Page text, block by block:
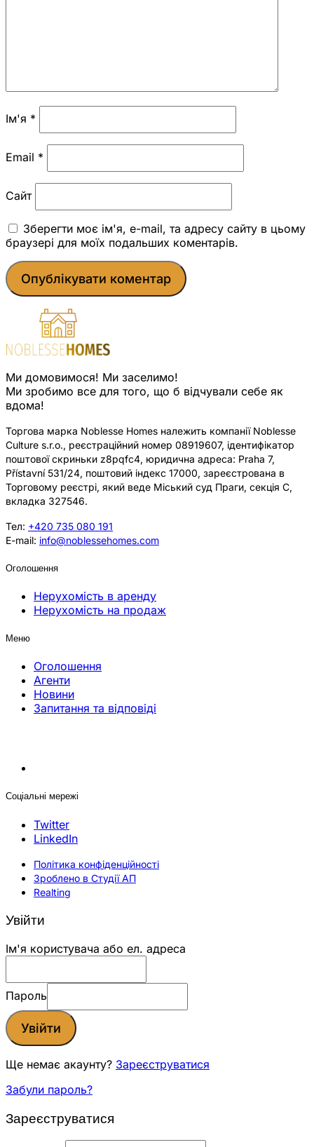
Ім'я *
Email *
Сайт
Зберегти моє ім'я, e-mail, та адресу сайту в цьому
браузері для моїх подальших коментарів.
Ми домовимося! Ми заселимо!
Ми зробимо все для того, що б відчували себе як
вдома!
Торгова марка Noblesse Homes належить компанії Noblesse
Culture s.r.o., реєстраційний номер 08919607, ідентифікатор
поштової скриньки z8pqfc4, юридична адреса: Praha 7,
Přístavní 531/24, поштовий індекс 17000, зареєстрована в
Торговому реєстрі, який веде Міський суд Праги, секція C,
вкладка 327546.
Тел: +420 735 080 191
E-mail: info@noblessehomes.com
Оголошення
Нерухомість в аренду
Нерухомість на продаж
Меню
Оголошення
Агенти
Новини
Запитання та відповіді
Соціальні мережі
Twitter
LinkedIn
Політика конфіденційності
Зроблено в Студії АП
Realting
Увійти
Ім'я користувача або ел. адреса
Пароль
Увійти
Ще немає акаунту? Зареєструватися
Забули пароль?
Зареєструватися